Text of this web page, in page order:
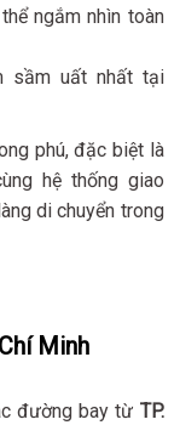
ngắm nhìn toàn
sầm uất nhất tại
phú, đặc biệt là
hệ thống giao
di chuyển trong
Minh
đường bay từ TP.